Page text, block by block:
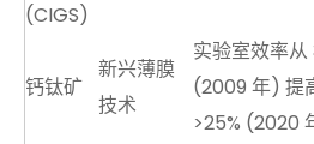
(CIGS)
钙钛矿
新兴薄膜
技术
实验室效率从
(2009 年) 提
>25% (2020